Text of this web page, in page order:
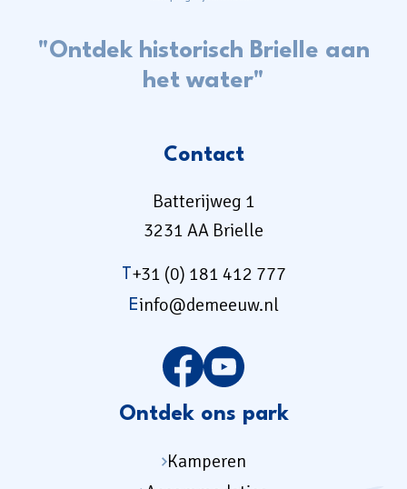
"Ontdek historisch Brielle aan
het water"
Contact
Batterijweg 1
3231 AA Brielle
+31 (0) 181 412 777
Einfo@demeeuw.nl
Ontdek ons park
Kamperen